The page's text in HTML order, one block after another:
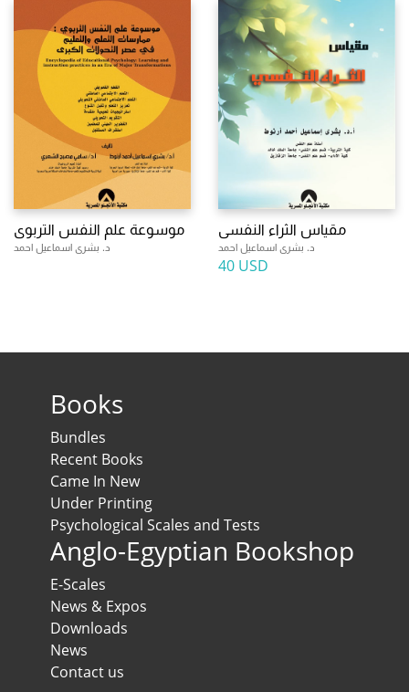
موسوعة علم النفس التربوى
د. بشرى اسماعيل احمد
مقياس الثراء النفسى
د. بشرى اسماعيل احمد
40 USD
Books
Bundles
Recent Books
Came In New
Under Printing
Psychological Scales and Tests
Anglo-Egyptian Bookshop
E-Scales
News & Expos
Downloads
News
Contact us